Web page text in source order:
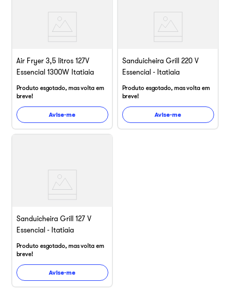
Air Fryer 3,5 litros 127V
Essencial 1300W Itatiaia
Produto esgotado, mas volta em
breve!
Avise-me
Sanduicheira Grill 220 V
Essencial - Itatiaia
Produto esgotado, mas volta em
breve!
Avise-me
Sanduicheira Grill 127 V
Essencial - Itatiaia
Produto esgotado, mas volta em
breve!
Avise-me